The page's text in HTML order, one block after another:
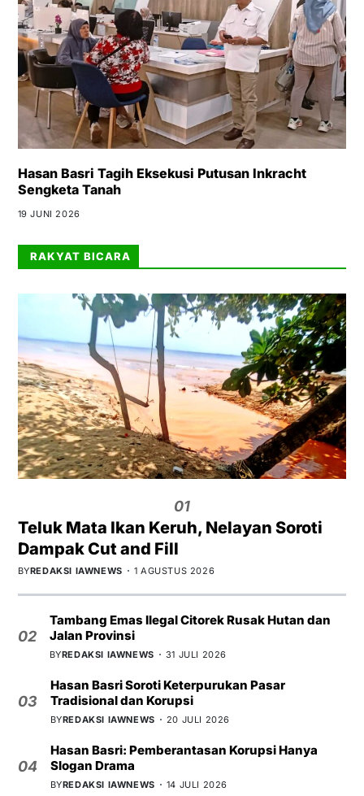
Hasan Basri Tagih Eksekusi Putusan Inkracht
Sengketa Tanah
19 JUNI 2026
RAKYAT BICARA
01
Teluk Mata Ikan Keruh, Nelayan Soroti
Dampak Cut and Fill
BYREDAKSI IAWNEWS 1 AGUSTUS 2026
02
Tambang Emas Ilegal Citorek Rusak Hutan dan
Jalan Provinsi
BYREDAKSI IAWNEWS 31 JULI 2026
03
Hasan Basri Soroti Keterpurukan Pasar
Tradisional dan Korupsi
BYREDAKSI IAWNEWS 20 JULI 2026
04
Hasan Basri: Pemberantasan Korupsi Hanya
Slogan Drama
BYREDAKSI IAWNEWS 14 JULI 2026